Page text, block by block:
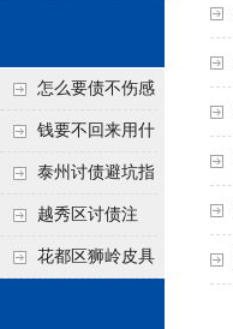
怎么要债不伤感
情？ 钱要不回来用什
么方法要回来
泰州讨债避坑指
南：2026年这2个细
节不注意，钱很难要
越秀区讨债注
意！没有借条只有微
花都区狮岭皮具